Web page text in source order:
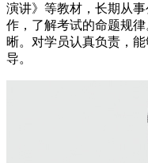
演讲》等教材，长期从
作，了解考试的命题规
晰。对学员认真负责，
导。